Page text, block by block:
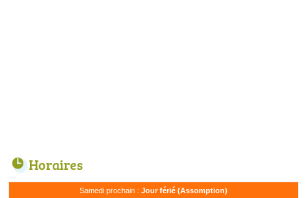
Horaires
Samedi prochain : Jour férié (Assomption)